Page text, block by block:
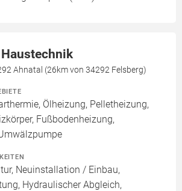
Ahnatal (26km von 34292 Felsberg)
Ölheizung, Pelletheizung,
Fußbodenheizung,
Neuinstallation / Einbau,
Hydraulischer Abgleich,